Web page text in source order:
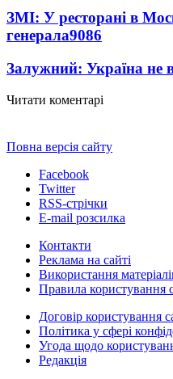
ЗМІ: У ресторані в
генерала9086
Залужний: Україна не
Читати коментарі
Повна версія сайту
Facebook
Twitter
RSS-стрічки
E-mail розсилка
Контакти
Реклама на сайті
Використання
Правила користування
Договір користування
Політика у сфері
Угода щодо
Редакція